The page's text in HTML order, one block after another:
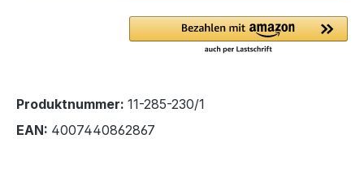
Produktnummer: 11-285-230/1
EAN: 4007440862867